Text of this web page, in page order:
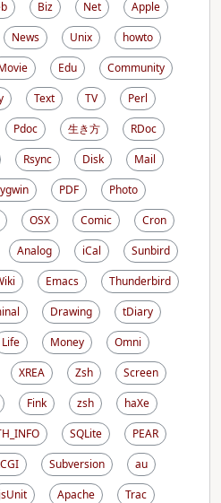
Biz Net
Apple
News Unix
howto
Edu
Community
Text TV
Perl
Pdoc 生き方
RDoc
Rsync Disk
Mail
PDF
Photo
OSX Comic
Cron
Analog iCal
Sunbird
Emacs
Thunderbird
Drawing
tDiary
Life Money
Omni
XREA Zsh
Screen
Fink zsh
haXe
SQLite
PEAR
Subversion
au
jsUnit Apache
Trac